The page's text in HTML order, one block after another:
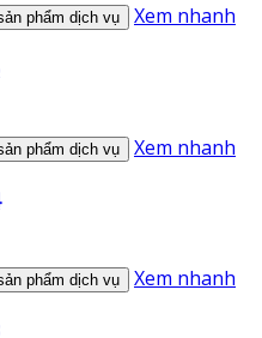
phẩm dịch vụ Xem nhanh
phẩm dịch vụ Xem nhanh
phẩm dịch vụ Xem nhanh